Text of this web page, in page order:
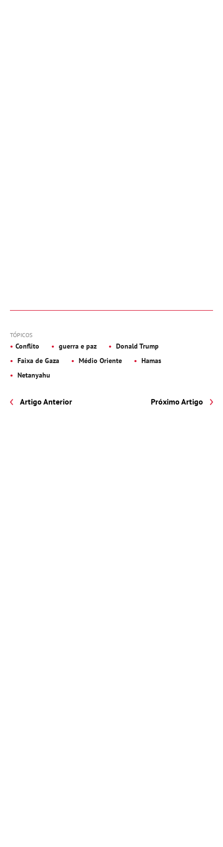
TÓPICOS
Conflito guerra e paz
Donald Trump
Faixa de Gaza
Médio Oriente
Hamas
Netanyahu
Artigo Anterior Próximo Artigo